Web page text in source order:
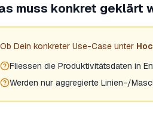
muss konkret geklärt
Ob Dein konkreter Use-Case unter
Fliessen die Produktivitätsdaten in
Werden nur aggregierte Linien-/